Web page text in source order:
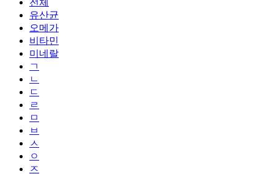
유산균
오메가
비타민
미네랄
ㄱ
ㄴ
ㄷ
ㄹ
ㅁ
ㅂ
ㅅ
ㅇ
ㅈ